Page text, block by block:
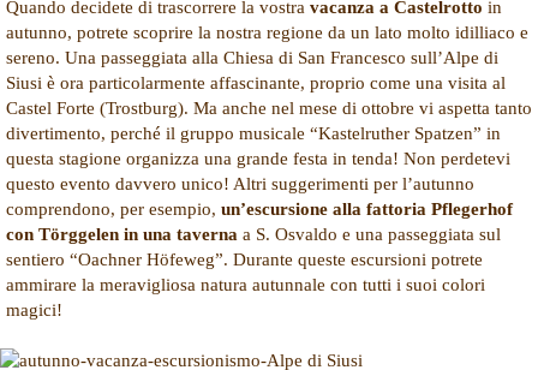
Quando decidete di trascorrere la vostra vacanza a Castelrotto in
autunno, potrete scoprire la nostra regione da un lato molto idilliaco e
sereno. Una passeggiata alla Chiesa di San Francesco sull’Alpe di
Siusi è ora particolarmente affascinante, proprio come una visita al
Castel Forte (Trostburg). Ma anche nel mese di ottobre vi aspetta tanto
divertimento, perché il gruppo musicale “Kastelruther Spatzen” in
questa stagione organizza una grande festa in tenda! Non perdetevi
questo evento davvero unico! Altri suggerimenti per l’autunno
comprendono, per esempio, un’escursione alla fattoria Pflegerhof
con Törggelen in una taverna a S. Osvaldo e una passeggiata sul
sentiero “Oachner Höfeweg”. Durante queste escursioni potrete
ammirare la meravigliosa natura autunnale con tutti i suoi colori
magici!